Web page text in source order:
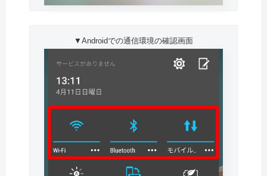
▼Androidでの通信環境の確認画面